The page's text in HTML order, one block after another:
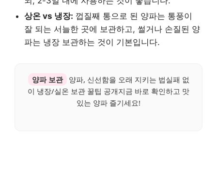
상온 vs 냉장: 껍질째 통으로 된 양파는 통풍이
잘 되는 서늘한 곳에 보관하고, 썰거나 손질된 양
파는 냉장 보관하는 것이 기본입니다.
양파 보관
양파, 신선함을 오래 지키는 법실패 없
이 냉장/실온 보관 꿀팁 공개지금 바로 확인하고 맛
있는 양파 즐기세요!